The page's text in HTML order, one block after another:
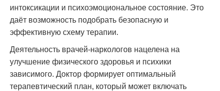
интоксикации и психоэмоциональное состояние. Это
даёт возможность подобрать безопасную и
эффективную схему терапии.
Деятельность врачей-наркологов нацелена на
улучшение физического здоровья и психики
зависимого. Доктор формирует оптимальный
терапевтический план, который может включать